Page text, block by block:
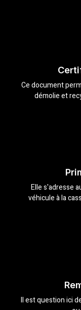
Ce document
démolie et
Elle s'adresse
véhicule à la
Il est question ici